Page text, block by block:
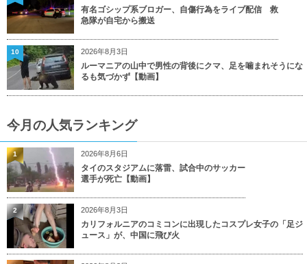
有名ゴシップ系ブロガー、自傷行為をライブ配信 救
急隊が自宅から搬送
2026年8月3日
ルーマニアの山中で男性の背後にクマ、足を噛まれそうにな
るも気づかず【動画】
10
今月の人気ランキング
2026年8月6日
タイのスタジアムに落雷、試合中のサッカー
選手が死亡【動画】
1
2026年8月3日
カリフォルニアのコミコンに出現したコスプレ女子の「足ジ
ュース」が、中国に飛び火
2